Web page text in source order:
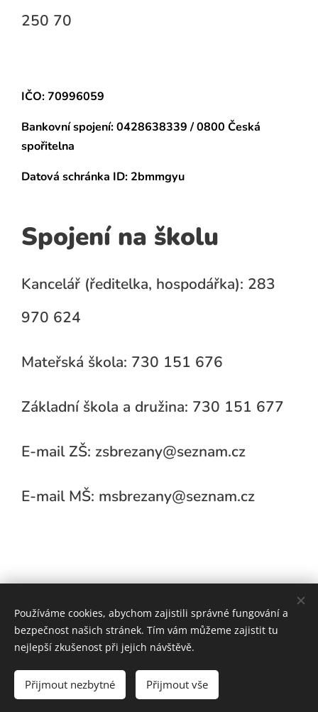
250 70
IČO: 70996059
Bankovní spojení:0428638339 / 0800 Česká
spořitelna
Datová schránka ID: 2bmmgyu
Spojení na školu
Kancelář (ředitelka, hospodářka): 283
970 624
Mateřská škola: 730 151 676
Základní škola a družina: 730 151 677
E-mail ZŠ: zsbrezany@seznam.cz
E-mail MŠ: msbrezany@seznam.cz
Vytvořeno službouWebnode
powered by: Zemlasoft s.r.o.
Používáme cookies, abychom zajistili správné fungování a
bezpečnost našich stránek. Tím vám můžeme zajistit tu
nejlepší zkušenost při jejich návštěvě.
Přijmout nezbytné Přijmout vše